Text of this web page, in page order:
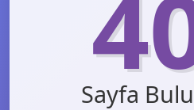
Sayfa